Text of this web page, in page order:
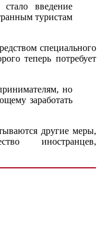
введение
туристам
специального
теперь потребует
но
заработать
другие меры,
иностранцев,